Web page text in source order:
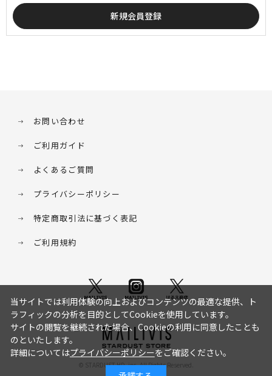
お問い合わせ
ご利用ガイド
よくあるご質問
プライバシーポリシー
特定商取引法に基づく表記
ご利用規約
© STARDUST HD. inc. All Rights Reserved.
当サイトでは利用体験の向上およびコンテンツの最適な提供、ト
ラフィックの分析を目的としてCookieを使用しています。
サイトの閲覧を継続された場合、Cookieの利用に同意したことも
のといたします。
詳細についてはプライバシーポリシーをご確認ください。